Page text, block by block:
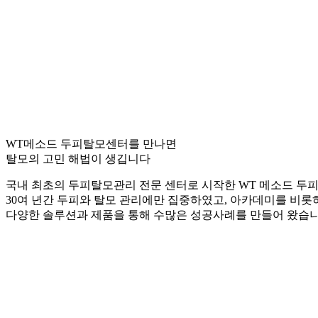
WT메소드 두피탈모센터를 만나면
탈모의 고민 해법이 생깁니다
국내 최초의 두피탈모관리 전문 센터로 시작한 WT 메소드 두
30여 년간 두피와 탈모 관리에만 집중하였고, 아카데미를 비롯
다양한 솔루션과 제품을 통해 수많은 성공사례를 만들어 왔습